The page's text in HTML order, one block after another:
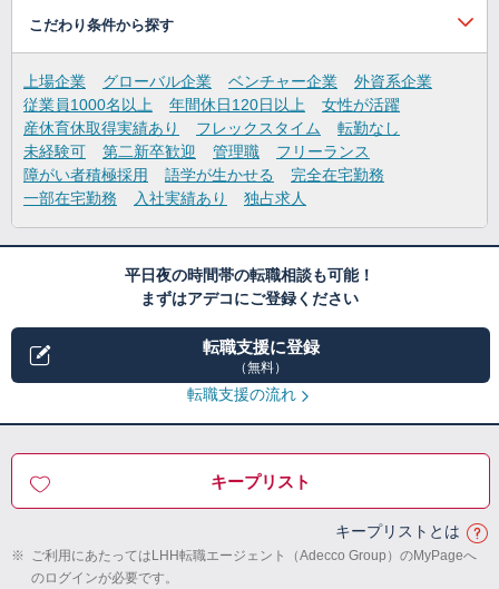
こだわり条件から探す
上場企業 グローバル企業 ベンチャー企業
外資系企業
従業員1000名以上
年間休日120日以上
女性が活躍
産休育休取得実績あり
フレックスタイム
転勤なし
未経験可
第二新卒歓迎 管理職
フリーランス
障がい者積極採用
語学が生かせる
完全在宅勤務
一部在宅勤務
入社実績あり 独占求人
平日夜の時間帯の転職相談も可能！
まずはアデコにご登録ください
転職支援に登録
（無料）
転職支援の流れ
キープリスト
キープリストとは
※ ご利用にあたってはLHH転職エージェント（Adecco Group）のMyPageへ
のログインが必要です。